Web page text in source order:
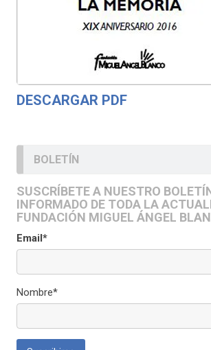
DESCARGAR PDF
BOLETÍN
SUSCRÍBETE A NUESTRO
INFORMADO DE TODA LA
FUNDACIÓN MIGUEL ÁNGEL
Email*
Nombre*